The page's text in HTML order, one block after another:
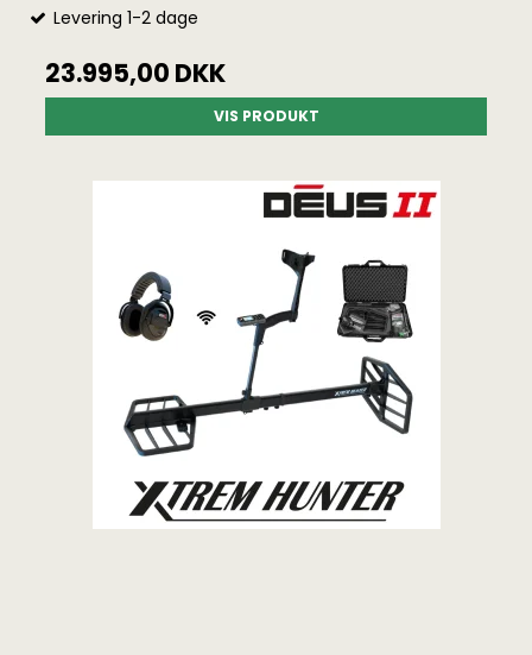
Levering 1-2 dage
23.995,00 DKK
VIS PRODUKT